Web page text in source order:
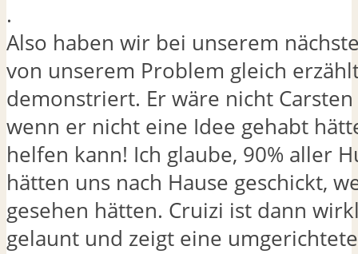
.
Also haben wir bei unserem
von unserem Problem gleich
demonstriert. Er wäre nicht Carsten
wenn er nicht eine Idee gehabt
helfen kann! Ich glaube, 90% aller
hätten uns nach Hause geschickt,
gesehen hätten. Cruizi ist dann
gelaunt und zeigt eine